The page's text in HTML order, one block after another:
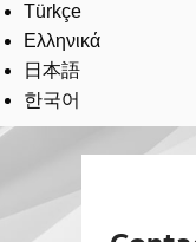
Türkçe
Ελληνικά
日本語
한국어